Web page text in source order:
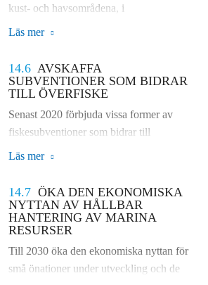
fastställt utifrån deras biologiska
kust- och havsområdena, i
överensstämmelse med nationell och
Läs mer
14.6 AVSKAFFA
SUBVENTIONER SOM BIDRAR
TILL ÖVERFISKE
Senast 2020 förbjuda vissa former av
fiskesubventioner som bidrar till
överkapacitet och överfiske, avskaffa
orapporterat och oreglerat fiske och avstå
från att införa nya sådana subventioner,
med erkännande av att en ändamålsenlig
och effektiv särskild och differentierad
behandling av utvecklingsländerna och de
minst utvecklade länderna bör vara en
Läs mer
14.7 ÖKA DEN EKONOMISKA
NYTTAN AV HÅLLBAR
HANTERING AV MARINA
RESURSER
Till 2030 öka den ekonomiska nyttan för
små önationer under utveckling och de